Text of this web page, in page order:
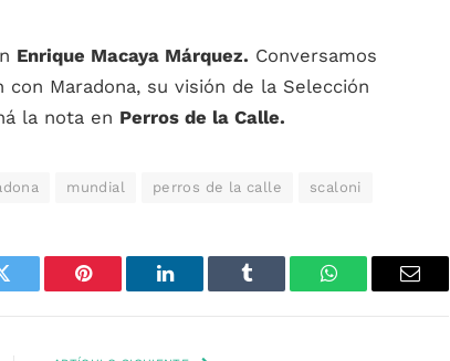
Enrique Macaya Márquez. Conversamos
Maradona, su visión de la Selección
la nota en Perros de la Calle.
mundial perros de la calle scaloni
Twitter Pinterest LinkedIn Tumblr WhatsAppEmail